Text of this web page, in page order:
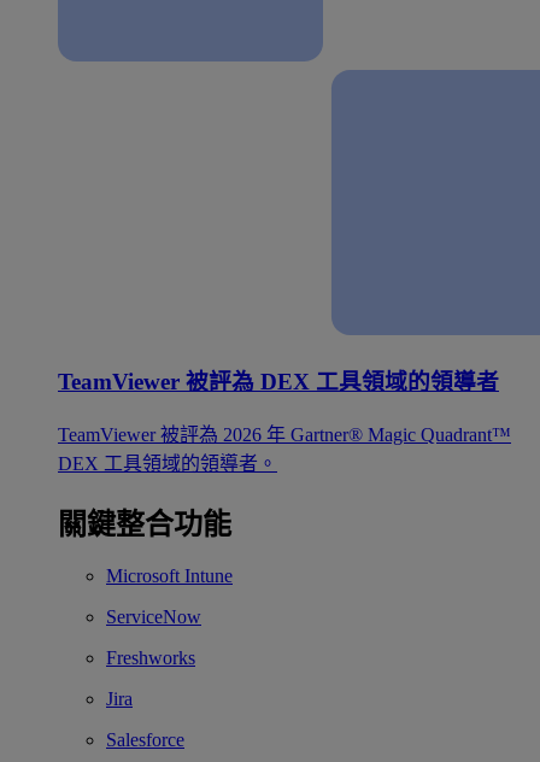
TeamViewer 被評為 DEX 工具領域的領導者
TeamViewer 被評為 2026 年 Gartner® Magic Quadrant™
DEX 工具領域的領導者。
關鍵整合功能
Microsoft Intune
ServiceNow
Freshworks
Jira
Salesforce